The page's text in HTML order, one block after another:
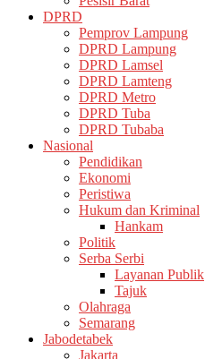
DPRD
Pemprov Lampung
DPRD Lampung
DPRD Lamsel
DPRD Lamteng
DPRD Metro
DPRD Tuba
DPRD Tubaba
Nasional
Pendidikan
Ekonomi
Peristiwa
Hukum dan Kriminal
Hankam
Politik
Serba Serbi
Layanan Publik
Tajuk
Olahraga
Semarang
Jabodetabek
Jakarta